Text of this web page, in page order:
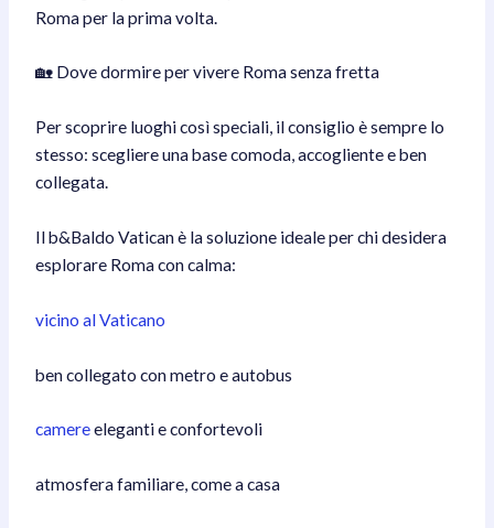
Roma per la prima volta.
🏡 Dove dormire per vivere Roma senza fretta
Per scoprire luoghi così speciali, il consiglio è sempre lo
stesso: scegliere una base comoda, accogliente e ben
collegata.
Il b&Baldo Vatican è la soluzione ideale per chi desidera
esplorare Roma con calma:
vicino al Vaticano
ben collegato con metro e autobus
camereeleganti e confortevoli
atmosfera familiare, come a casa